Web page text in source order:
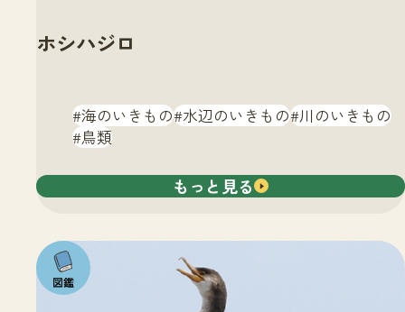
ホシハジロ
海のいきもの 水辺のいきもの 川のいきもの
鳥類
もっと見る
注目の
いきも
の